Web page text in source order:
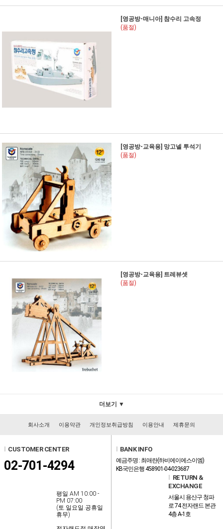
[영공방-매니아] 참수리 고속정
(품절)
[영공방-교육용] 망고넬 투석기
(품절)
[영공방-교육용] 트레뷰셋
(품절)
더보기 ▼
회사소개 이용약관 개인정보취급방침 이용안내 제휴문의
CUSTOMER CENTER
02-701-4294
평일 AM 10:00 -
PM 07:00
(토.일요일.공휴일
휴무)
BANK INFO
예금주명 : 최애란(하비에이에스이엠)
KB국민은행 458901-04-023687
RETURN &
EXCHANGE
서울시 용산구 청파
로 74 전자랜드 본관
4층 A-1호